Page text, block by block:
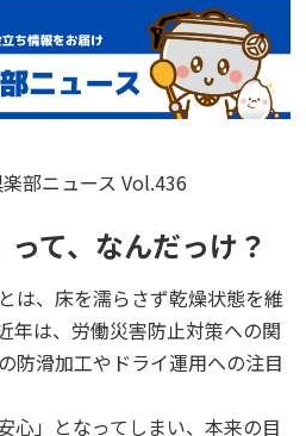
部ニュース Vol.436
って、なんだっけ？
は、床を濡らさず乾燥状態を維
年は、労働災害防止対策への関
防滑加工やドライ運用への注目
心」となってしまい、本来の目